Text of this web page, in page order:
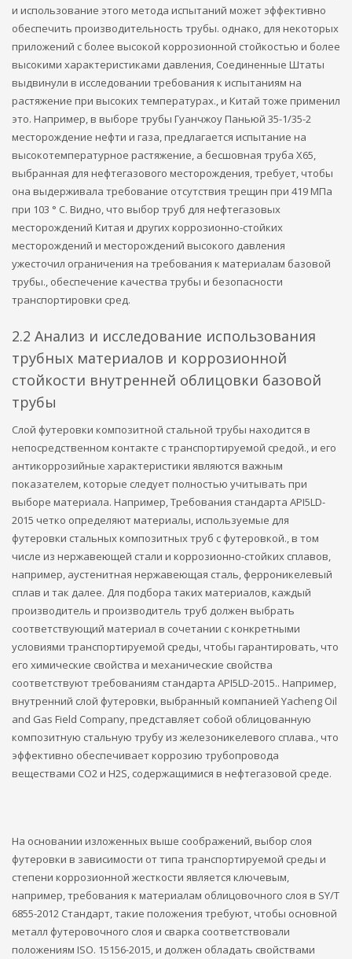
и использование этого метода испытаний может эффективно
обеспечить производительность трубы. однако, для некоторых
приложений с более высокой коррозионной стойкостью и более
высокими характеристиками давления, Соединенные Штаты
выдвинули в исследовании требования к испытаниям на
растяжение при высоких температурах., и Китай тоже применил
это. Например, в выборе трубы Гуанчжоу Паньюй 35-1/35-2
месторождение нефти и газа, предлагается испытание на
высокотемпературное растяжение, а бесшовная труба X65,
выбранная для нефтегазового месторождения, требует, чтобы
она выдерживала требование отсутствия трещин при 419 МПа
при 103 ° C. Видно, что выбор труб для нефтегазовых
месторождений Китая и других коррозионно-стойких
месторождений и месторождений высокого давления
ужесточил ограничения на требования к материалам базовой
трубы., обеспечение качества трубы и безопасности
транспортировки сред.
2.2 Анализ и исследование использования
трубных материалов и коррозионной
стойкости внутренней облицовки базовой
трубы
Слой футеровки композитной стальной трубы находится в
непосредственном контакте с транспортируемой средой., и его
антикоррозийные характеристики являются важным
показателем, которые следует полностью учитывать при
выборе материала. Например, Требования стандарта API5LD-
2015 четко определяют материалы, используемые для
футеровки стальных композитных труб с футеровкой., в том
числе из нержавеющей стали и коррозионно-стойких сплавов,
например, аустенитная нержавеющая сталь, ферроникелевый
сплав и так далее. Для подбора таких материалов, каждый
производитель и производитель труб должен выбрать
соответствующий материал в сочетании с конкретными
условиями транспортируемой среды, чтобы гарантировать, что
его химические свойства и механические свойства
соответствуют требованиям стандарта API5LD-2015.. Например,
внутренний слой футеровки, выбранный компанией Yacheng Oil
and Gas Field Company, представляет собой облицованную
композитную стальную трубу из железоникелевого сплава., что
эффективно обеспечивает коррозию трубопровода
веществами CO2 и H2S, содержащимися в нефтегазовой среде.
На основании изложенных выше соображений, выбор слоя
футеровки в зависимости от типа транспортируемой среды и
степени коррозионной жесткости является ключевым,
например, требования к материалам облицовочного слоя в SY/T
6855-2012 Стандарт, такие положения требуют, чтобы основной
металл футеровочного слоя и сварка соответствовали
положениям ISO. 15156-2015, и должен обладать свойствами